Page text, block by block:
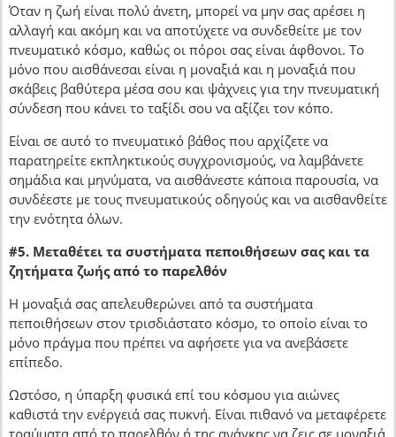
Όταν η ζωή είναι πολύ άνετη, μπορεί να μην σας αρέσει η
αλλαγή και ακόμη και να αποτύχετε να συνδεθείτε με τον
πνευματικό κόσμο, καθώς οι πόροι σας είναι άφθονοι. Το
μόνο που αισθάνεσαι είναι η μοναξιά και η μοναξιά που
σκάβεις βαθύτερα μέσα σου και ψάχνεις για την πνευματική
σύνδεση που κάνει το ταξίδι σου να αξίζει τον κόπο.
Είναι σε αυτό το πνευματικό βάθος που αρχίζετε να
παρατηρείτε εκπληκτικούς συγχρονισμούς, να λαμβάνετε
σημάδια και μηνύματα, να αισθάνεστε κάποια παρουσία, να
συνδέεστε με τους πνευματικούς οδηγούς και να αισθανθείτε
την ενότητα όλων.
#5. Μεταθέτει τα συστήματα πεποιθήσεων σας και τα
ζητήματα ζωής από το παρελθόν
Η μοναξιά σας απελευθερώνει από τα συστήματα
πεποιθήσεων στον τρισδιάστατο κόσμο, το οποίο είναι το
μόνο πράγμα που πρέπει να αφήσετε για να ανεβάσετε
επίπεδο.
Ωστόσο, η ύπαρξη φυσικά επί του κόσμου για αιώνες
καθιστά την ενέργειά σας πυκνή. Είναι πιθανό να μεταφέρετε
τραύματα από το παρελθόν ή της ανάγκης να ζεις σε μοναξιά